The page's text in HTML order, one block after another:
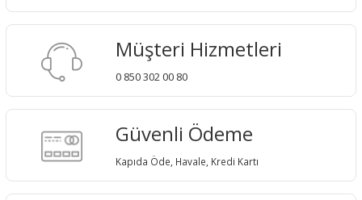
Müşteri Hizmetleri
0 850 302 00 80
Güvenli Ödeme
Kapıda Öde, Havale, Kredi Kartı